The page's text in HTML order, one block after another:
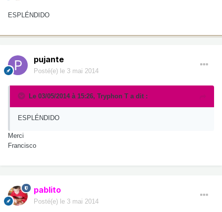
ESPLÉNDIDO
pujante
Posté(e) le 3 mai 2014
Le 03/05/2014 à 15:26, Tryphon T a dit :
ESPLÉNDIDO
Merci
Francisco
pablito
Posté(e) le 3 mai 2014